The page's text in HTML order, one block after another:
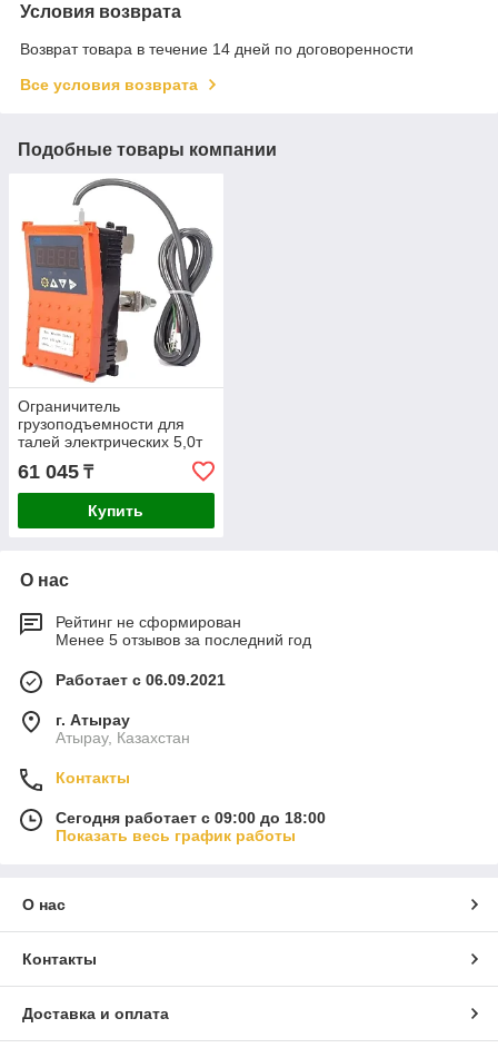
Условия возврата
Возврат товара в течение 14 дней по договоренности
Все условия возврата
Подобные товары компании
Ограничитель
грузоподъемности для
талей электрических 5,0т
TOR INP-A 119515
61 045 ₸
Купить
О нас
Рейтинг не сформирован
Менее 5 отзывов за последний год
Работает с 06.09.2021
г. Атырау
Атырау, Казахстан
Контакты
Сегодня работает с 09:00 до 18:00
Показать весь график работы
О нас
Контакты
Доставка и оплата